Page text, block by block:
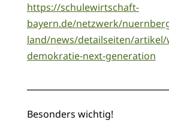
https://schulewirtschaft-
bayern.de/netzwerk/
land/news/detailseiten/
demokratie-next-generation
Besonders wichtig!